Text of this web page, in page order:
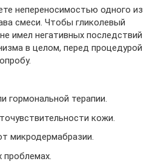
непереносимостью одного из
смеси. Чтобы гликолевый
имел негативных последствий
в целом, перед процедурой
гормональной терапии.
кожи.
микродермабразии.